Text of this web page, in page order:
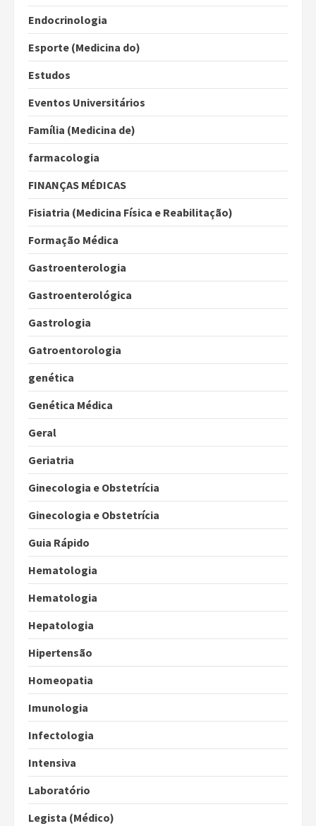
Endocrinologia
Esporte (Medicina do)
Estudos
Eventos Universitários
Família (Medicina de)
farmacologia
FINANÇAS MÉDICAS
Fisiatria (Medicina Física e Reabilitação)
Formação Médica
Gastroenterologia
Gastroenterológica
Gastrologia
Gatroentorologia
genética
Genética Médica
Geral
Geriatria
Ginecologia e Obstetrícia
Ginecologia e Obstetrícia
Guia Rápido
Hematologia
Hematologia
Hepatologia
Hipertensão
Homeopatia
Imunologia
Infectologia
Intensiva
Laboratório
Legista (Médico)